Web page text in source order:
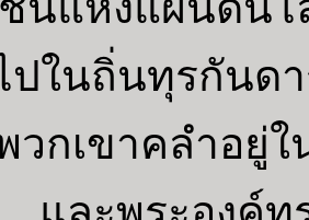
ปในถิ่นทุรกันด
วกเขาคลำอยู่